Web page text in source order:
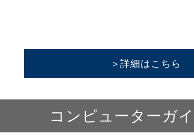
＞詳細はこちら
コンピューターガ